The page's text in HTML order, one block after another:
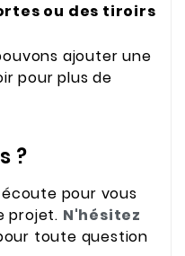
ou des tiroirs
ajouter une
pour plus de
?
pour vous
projet. N'hésitez
toute question